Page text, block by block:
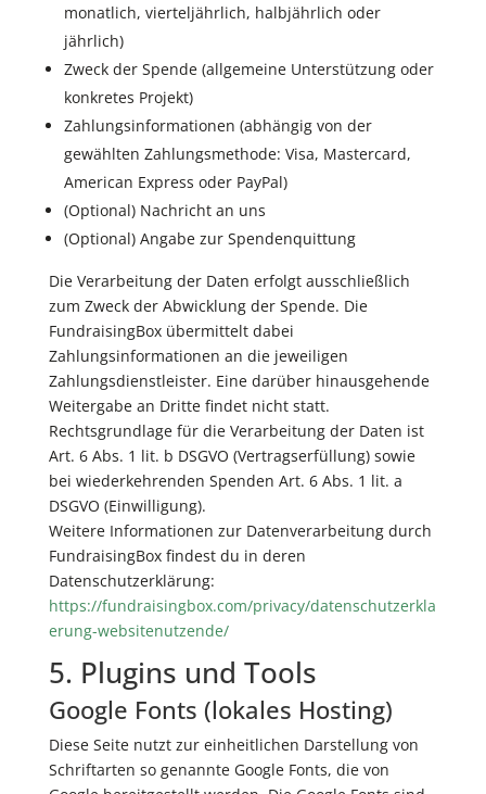
monatlich, vierteljährlich, halbjährlich oder
jährlich)
Zweck der Spende (allgemeine Unterstützung oder
konkretes Projekt)
Zahlungsinformationen (abhängig von der
gewählten Zahlungsmethode: Visa, Mastercard,
American Express oder PayPal)
(Optional) Nachricht an uns
(Optional) Angabe zur Spendenquittung
Die Verarbeitung der Daten erfolgt ausschließlich
zum Zweck der Abwicklung der Spende. Die
FundraisingBox übermittelt dabei
Zahlungsinformationen an die jeweiligen
Zahlungsdienstleister. Eine darüber hinausgehende
Weitergabe an Dritte findet nicht statt.
Rechtsgrundlage für die Verarbeitung der Daten ist
Art. 6 Abs. 1 lit. b DSGVO (Vertragserfüllung) sowie
bei wiederkehrenden Spenden Art. 6 Abs. 1 lit. a
DSGVO (Einwilligung).
Weitere Informationen zur Datenverarbeitung durch
FundraisingBox findest du in deren
Datenschutzerklärung:
https://fundraisingbox.com/privacy/datenschutzerkla
erung-websitenutzende/
5. Plugins und Tools
Google Fonts (lokales Hosting)
Diese Seite nutzt zur einheitlichen Darstellung von
Schriftarten so genannte Google Fonts, die von